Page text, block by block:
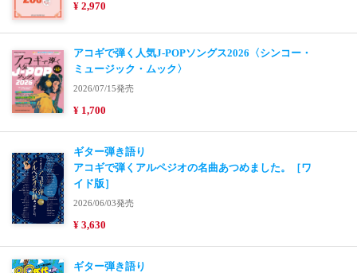
¥ 2,970
アコギで弾く人気J-POPソングス2026〈シンコー・
ミュージック・ムック〉
2026/07/15発売
¥ 1,700
ギター弾き語り
アコギで弾くアルペジオの名曲あつめました。［ワ
イド版］
2026/06/03発売
¥ 3,630
ギター弾き語り